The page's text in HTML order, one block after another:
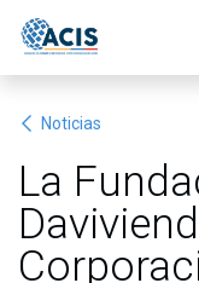
Noticias
La